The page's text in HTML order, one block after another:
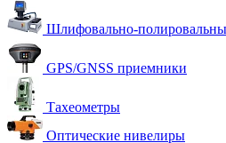
Шлифовально-
GPS/GNSS приемники
Тахеометры
Оптические нивелиры